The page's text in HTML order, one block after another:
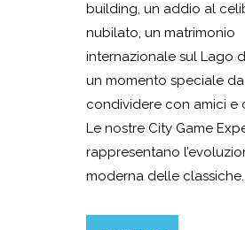
building, un addio al
nubilato, un matrimonio
internazionale sul Lago
un momento speciale da
condividere con amici e
Le nostre City Game
rappresentano
moderna delle